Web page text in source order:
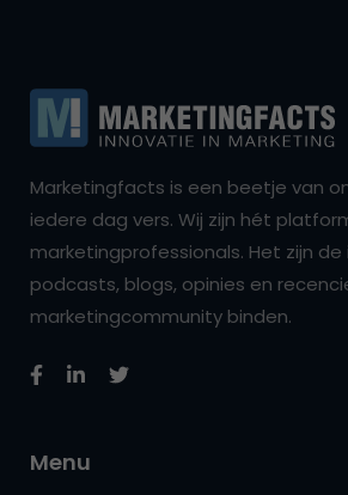
Marketingfacts is een beetje van
iedere dag vers. Wij zijn hét
marketingprofessionals. Het zijn de
podcasts, blogs, opinies en
marketingcommunity binden.
Menu